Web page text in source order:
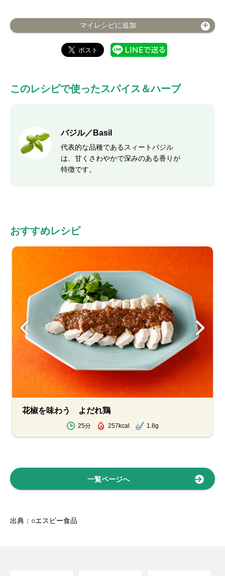
マイレシピに追加
このレシピで使ったスパイス＆ハーブ
バジル／Basil
代表的な品種であるスィートバジル
は、甘くさわやかで深みのある香りが
特徴です。
おすすめレシピ
花椒を味わう よだれ鶏
25分 257kcal 1.8g
一覧ページへ
出典：○エスビー食品